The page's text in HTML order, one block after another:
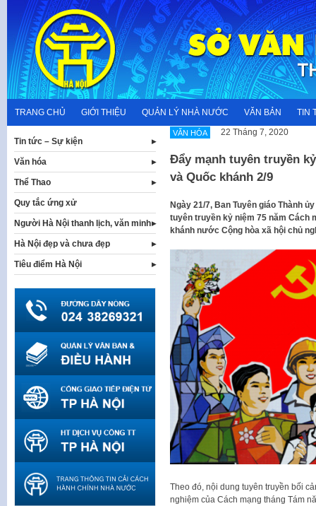
content
TRANG CHỦ GIỚI THIỆU QUẢN LÝ NHÀ NƯỚC VĂN BẢN TIN
VĂN HÓA 22 Tháng 7, 2020
Đẩy mạnh tuyên truyền
và Quốc khánh 2/9
Ngày 21/7, Ban Tuyên giáo Thành
tuyên truyền kỷ niệm 75 năm Cách
khánh nước Cộng hòa xã hội chủ
Theo đó, nội dung tuyên truyền bối
nghiệm của Cách mạng tháng Tám
Tin tức – Sự kiện
Văn hóa
Thể Thao
Quy tắc ứng xử
Người Hà Nội thanh lịch, văn minh
Hà Nội đẹp và chưa đẹp
Tiêu điểm Hà Nội